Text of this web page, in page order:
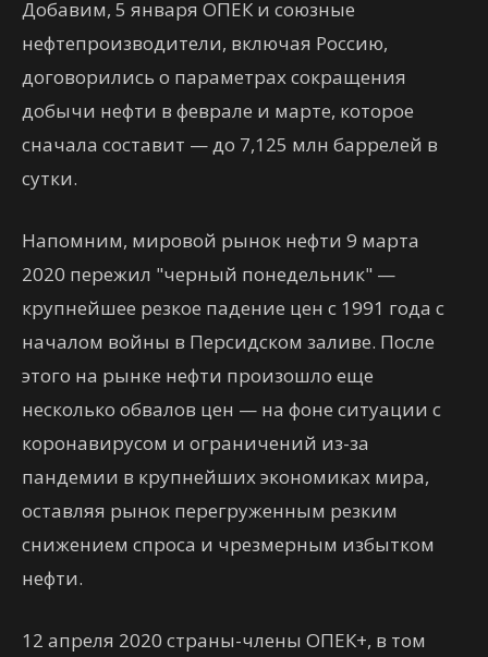
Добавим, 5 января ОПЕК и союзные
нефтепроизводители, включая Россию,
договорились о параметрах сокращения
добычи нефти в феврале и марте, которое
сначала составит — до 7,125 млн баррелей в
сутки.
Напомним, мировой рынок нефти 9 марта
2020 пережил "черный понедельник" —
крупнейшее резкое падение цен с 1991 года с
началом войны в Персидском заливе. После
этого на рынке нефти произошло еще
несколько обвалов цен — на фоне ситуации с
коронавирусом и ограничений из-за
пандемии в крупнейших экономиках мира,
оставляя рынок перегруженным резким
снижением спроса и чрезмерным избытком
нефти.
12 апреля 2020 страны-члены ОПЕК+, в том